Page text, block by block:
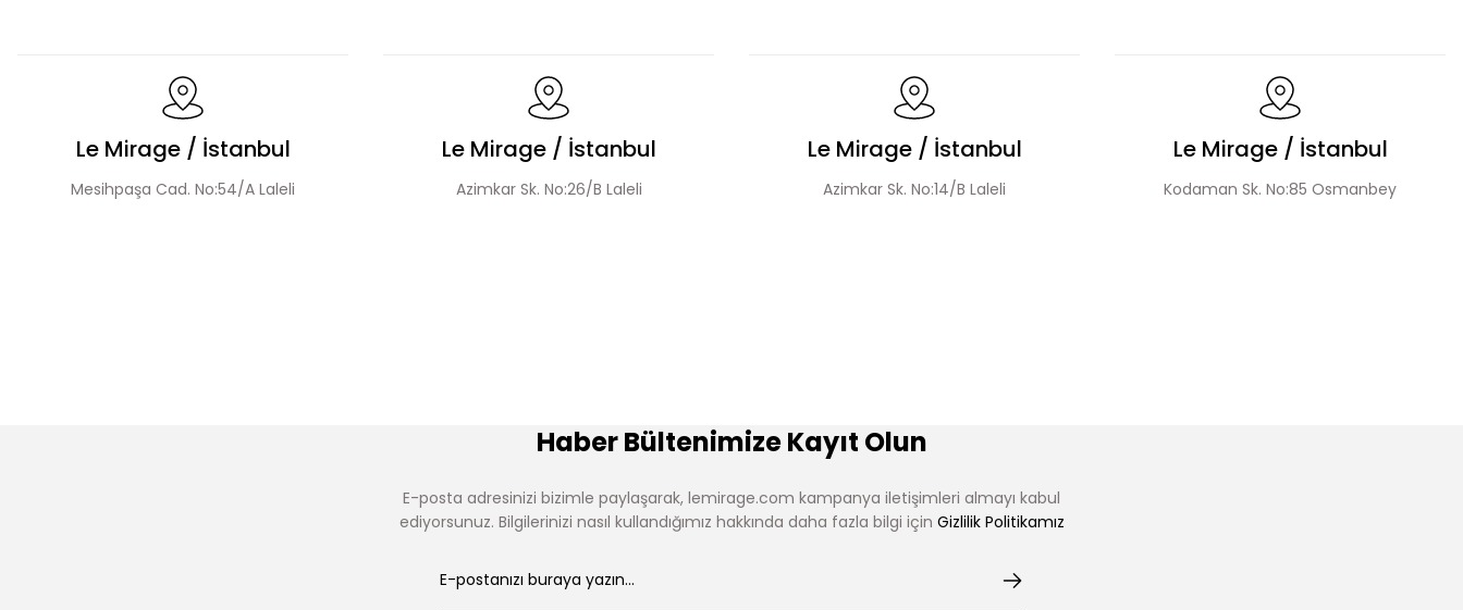
Le Mirage / İstanbul
Mesihpaşa Cad. No:54/A Laleli
Le Mirage / İstanbul
Azimkar Sk. No:26/B Laleli
Le Mirage / İstanbul
Azimkar Sk. No:14/B Laleli
Le Mirage / İstanbul
Kodaman Sk. No:85 Osmanbey
Haber Bültenimize Kayıt Olun
E-posta adresinizi bizimle paylaşarak, lemirage.com kampanya iletişimleri almayı kabul
ediyorsunuz. Bilgilerinizi nasıl kullandığımız hakkında daha fazla bilgi için Gizlilik Politikamız